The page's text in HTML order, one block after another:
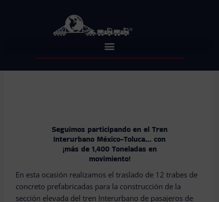
Seguimos participando en el Tren
Interurbano México-Toluca… con
¡más de 1,400 Toneladas en
movimiento!
En esta ocasión realizamos el traslado de 12 trabes de
concreto prefabricadas para la construcción de la
sección elevada del tren Interurbano de pasajeros de